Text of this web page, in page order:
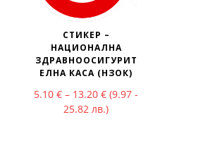
СТИКЕР –
НАЦИОНАЛНА
ЗДРАВНООСИГУРИТ
ЕЛНА КАСА (НЗОК)
5.10 € – 13.20 €Price range: 5.10 €
(9.97 -
25.82 лв.)